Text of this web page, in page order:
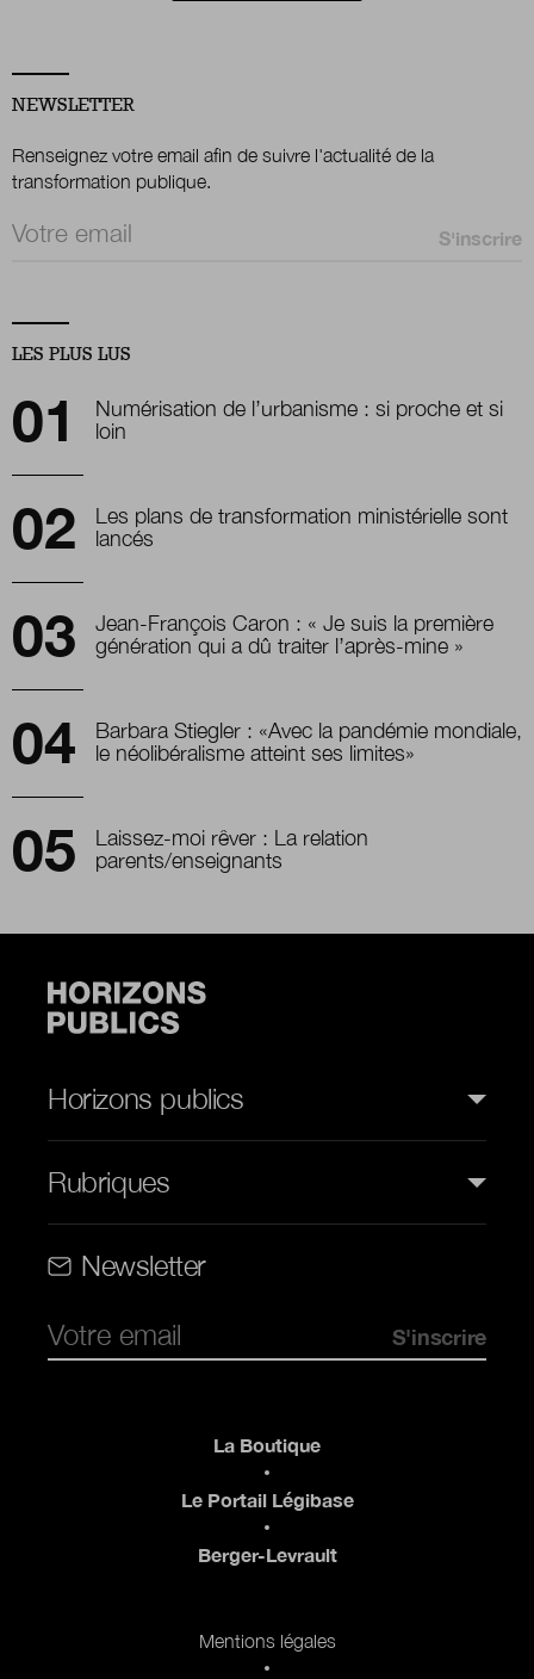
NEWSLETTER
Renseignez votre email afin de suivre l'actualité de la
transformation publique.
Email *
LES PLUS LUS
Numérisation de l’urbanisme : si proche et si
loin
Les plans de transformation ministérielle sont
lancés
Jean-François Caron : « Je suis la première
génération qui a dû traiter l’après-mine »
Barbara Stiegler : «Avec la pandémie mondiale,
le néolibéralisme atteint ses limites»
Laissez-moi rêver : La relation
parents/enseignants
Horizons publics
Rubriques
Newsletter
La Boutique
Le Portail Légibase
Berger-Levrault
Mentions légales